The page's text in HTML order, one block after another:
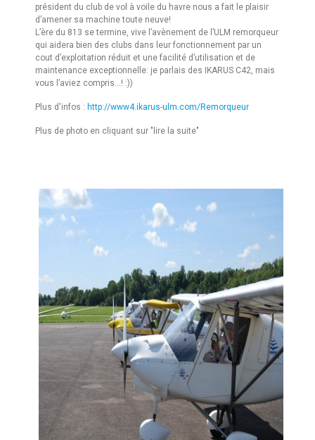
président du club de vol à voile du havre nous a fait le plaisir
d’amener sa machine toute neuve!
L’ère du 813 se termine, vive l’avènement de l’ULM remorqueur
qui aidera bien des clubs dans leur fonctionnement par un
cout d’exploitation réduit et une facilité d’utilisation et de
maintenance exceptionnelle: je parlais des IKARUS C42, mais
vous l’aviez compris…! :))
Plus d'infos : http://www4.ikarus-ulm.com/Remorqueur
Plus de photo en cliquant sur "lire la suite"